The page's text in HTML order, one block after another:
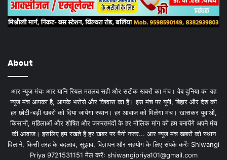
About
आर न्यूज मंचः आर यानि रियल मतलब सही और सटीक खबरों का मंच। वेब दुनिया का यह
न्यूज मंच आपका है, आपके भरोसे और विश्वास का है। इस मंच पर यूपी, बिहार और देश की
हर छोटी-बड़ी खबरों को दिया जायेगा स्थान। हर आवाज को मिलेगा मंच। खासकर युवाओं,
किसानों, महिलाओं और शोषित और जरुरतमंदों के हर मौलिक मांग को हम बनायेंगे अपने मंच
की आवाज। इसलिए हम रखते है हर खबर पर पैनी नजर... आर न्यूज मंच खबरों को स्थान
दिलाने, किसी तरह के बदलाव, सुझाव, विज्ञापन और सहयोग के लिए संपर्क करेंः Shiwangi
Priya 9721531151 मेल करेंः shiwangipriya101@gmail.com